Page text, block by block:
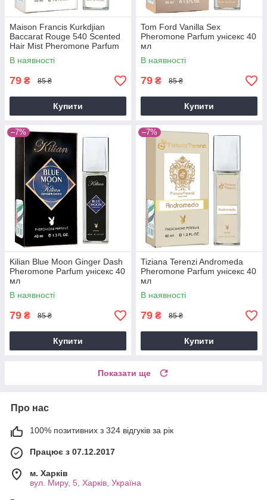
Maison Francis Kurkdjian
Baccarat Rouge 540 Scented
Hair Mist Pheromone Parfum
унісекс 40 мл
В наявності
79 ₴ 85 ₴
Купити
Tom Ford Vanilla Sex
Pheromone Parfum унісекс 40
мл
В наявності
79 ₴ 85 ₴
Купити
–7%
Kilian Blue Moon Ginger Dash
Pheromone Parfum унісекс 40
мл
В наявності
79 ₴ 85 ₴
Купити
–7%
Tiziana Terenzi Andromeda
Pheromone Parfum унісекс 40
мл
В наявності
79 ₴ 85 ₴
Купити
Показати ще
Про нас
100% позитивних з 324 відгуків за рік
Працює з 07.12.2017
м. Харків
вул. Миру, 5, Харків, Україна